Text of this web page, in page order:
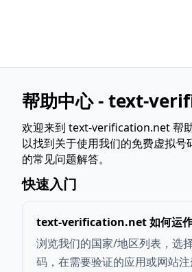
帮助中心 - text-
欢迎来到 text-verification.net 帮
以找到关于使用我们的免费虚拟号
的常见问题解答。
快速入门
text-verification.net 如何运
浏览我们的国家/地区列表，选
码，在需要验证的应用或网站